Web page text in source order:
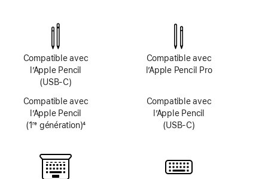
TrueDepth
Compatible avec
l’Apple Pencil
(USB‑C)
Compatible avec
l’Apple Pencil
(1re génération)4
TrueDepth
Compatible avec
l’Apple Pencil Pro
Compatible avec
l’Apple Pencil
(USB‑C)